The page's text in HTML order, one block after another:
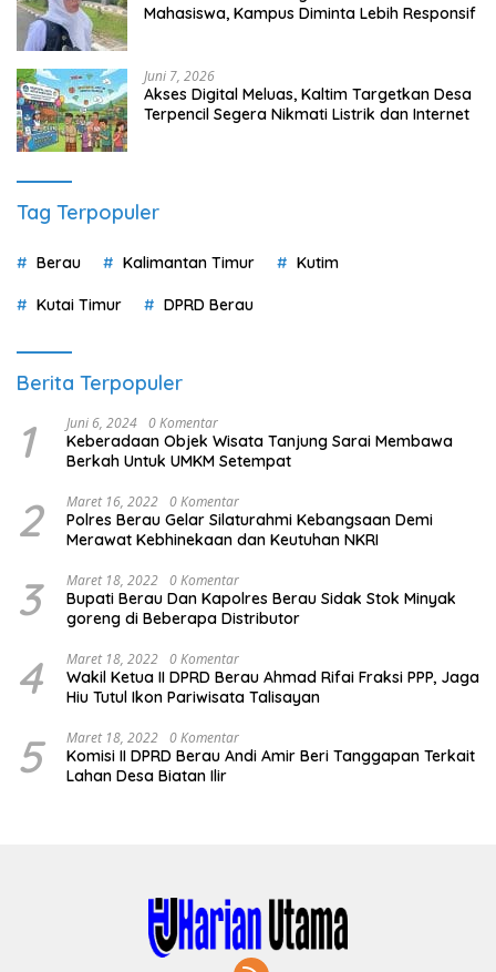
Mahasiswa, Kampus Diminta Lebih Responsif
Juni 7, 2026
Akses Digital Meluas, Kaltim Targetkan Desa
Terpencil Segera Nikmati Listrik dan Internet
Tag Terpopuler
Berau Kalimantan Timur Kutim
Kutai Timur DPRD Berau
Berita Terpopuler
1 Juni 6, 2024 0 Komentar
Keberadaan Objek Wisata Tanjung Sarai Membawa
Berkah Untuk UMKM Setempat
2 Maret 16, 2022 0 Komentar
Polres Berau Gelar Silaturahmi Kebangsaan Demi
Merawat Kebhinekaan dan Keutuhan NKRI
3 Maret 18, 2022 0 Komentar
Bupati Berau Dan Kapolres Berau Sidak Stok Minyak
goreng di Beberapa Distributor
4 Maret 18, 2022 0 Komentar
Wakil Ketua II DPRD Berau Ahmad Rifai Fraksi PPP, Jaga
Hiu Tutul Ikon Pariwisata Talisayan
5 Maret 18, 2022 0 Komentar
Komisi II DPRD Berau Andi Amir Beri Tanggapan Terkait
Lahan Desa Biatan Ilir